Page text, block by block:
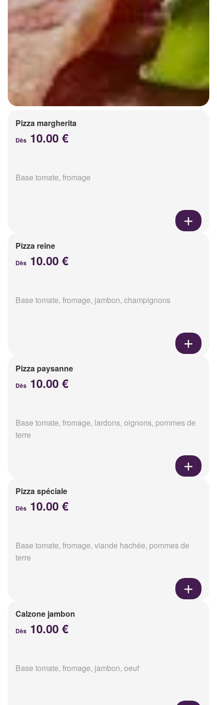
Pizza margherita
Dès 10.00 €
Base tomate, fromage
Pizza reine
Dès 10.00 €
Base tomate, fromage, jambon, champignons
Pizza paysanne
Dès 10.00 €
Base tomate, fromage, lardons, oignons, pommes de
terre
Pizza spéciale
Dès 10.00 €
Base tomate, fromage, viande hachée, pommes de
terre
Calzone jambon
Dès 10.00 €
Base tomate, fromage, jambon, oeuf